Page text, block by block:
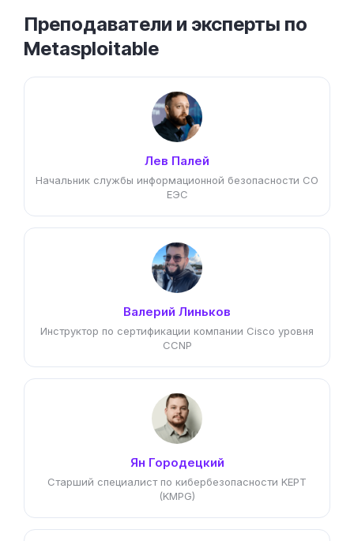
Преподаватели и эксперты по
Metasploitable
Лев Палей
Начальник службы информационной безопасности СО
ЕЭС
Валерий Линьков
Инструктор по сертификации компании Cisco уровня
CCNP
Ян Городецкий
Старший специалист по кибербезопасности KEPT
(KMPG)